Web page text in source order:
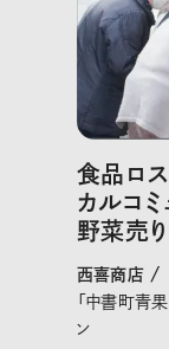
食品ロ
カルコ
野菜売
西喜商店 /
「中書町青
ン